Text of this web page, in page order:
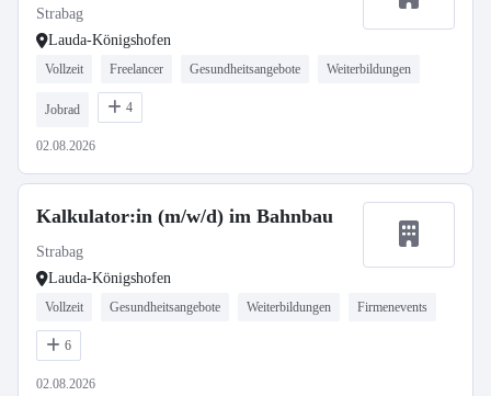
Strabag
Lauda-Königshofen
Vollzeit Freelancer Gesundheitsangebote Weiterbildungen
Jobrad 4
02.08.2026
Kalkulator:in (m/w/d) im Bahnbau
Strabag
Lauda-Königshofen
Vollzeit Gesundheitsangebote Weiterbildungen Firmenevents
6
02.08.2026